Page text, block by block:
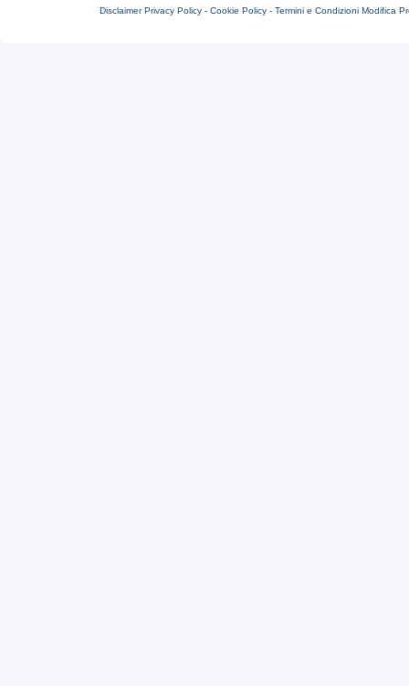
Disclaimer Privacy Policy - Cookie Policy - Termini e Condizioni Modifica